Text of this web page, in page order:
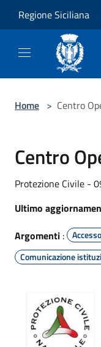
Regione Siciliana
Home > Centro
Centro
Protezione Civile -
Ultimo
Argomenti :
Comunicazione